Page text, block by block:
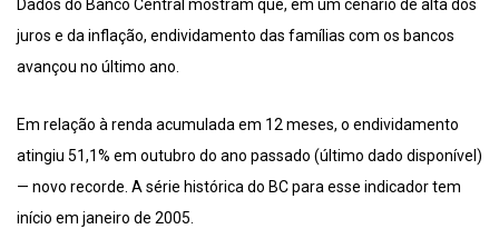
Dados do Banco Central mostram que, em um cenário de alta dos
juros e da inflação, endividamento das famílias com os bancos
avançou no último ano.
Em relação à renda acumulada em 12 meses, o endividamento
atingiu 51,1% em outubro do ano passado (último dado disponível)
— novo recorde. A série histórica do BC para esse indicador tem
início em janeiro de 2005.